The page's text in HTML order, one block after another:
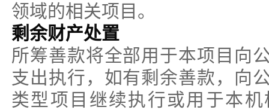
领域的相关项目。
剩余财产处置
所筹善款将全部用于本项目向
支出执行，如有剩余善款，向
类型项目继续执行或用于本